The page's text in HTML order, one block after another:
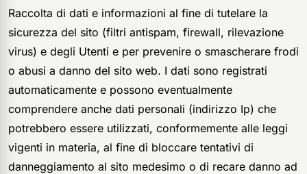
Raccolta di dati e informazioni al fine di tutelare la
sicurezza del sito (filtri antispam, firewall, rilevazione
virus) e degli Utenti e per prevenire o smascherare frodi
o abusi a danno del sito web. I dati sono registrati
automaticamente e possono eventualmente
comprendere anche dati personali (indirizzo Ip) che
potrebbero essere utilizzati, conformemente alle leggi
vigenti in materia, al fine di bloccare tentativi di
danneggiamento al sito medesimo o di recare danno ad